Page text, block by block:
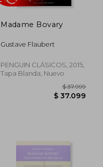
Madame Bovary
Gustave Flaubert
PENGUIN CLÁSICOS, 2015,
Tapa Blanda, Nuevo